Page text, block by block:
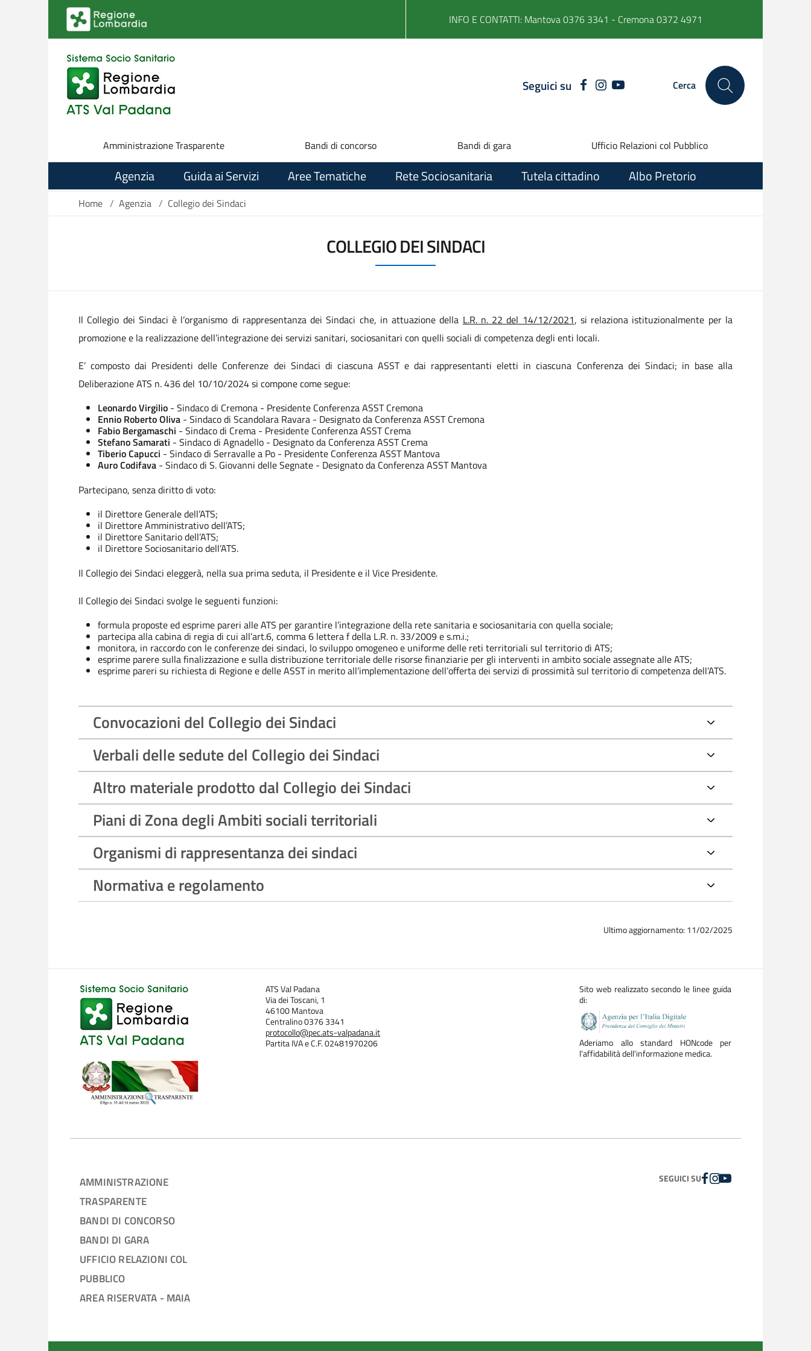
Salta al contenuto principale
INFO E CONTATTI: Mantova 0376 3341 - Cremona 0372 4971
Seguici suFACEBOOKINSTAGRAM
YOUTUBE Cerca
Amministrazione Trasparente Bandi di concorso Bandi di gara Ufficio Relazioni col Pubblico
Agenzia Guida ai Servizi Aree Tematiche Rete Sociosanitaria Tutela cittadino Albo Pretorio
Home / Agenzia / Collegio dei Sindaci
COLLEGIO DEI SINDACI
Il Collegio dei Sindaci è l’organismo di rappresentanza dei Sindaci che, in attuazione della L.R. n. 22 del 14/12/2021, si relaziona istituzionalmente per la
promozione e la realizzazione dell’integrazione dei servizi sanitari, sociosanitari con quelli sociali di competenza degli enti locali.
E’ composto dai Presidenti delle Conferenze dei Sindaci di ciascuna ASST e dai rappresentanti eletti in ciascuna Conferenza dei Sindaci; in base alla
Deliberazione ATS n. 436 del 10/10/2024 si compone come segue:
Leonardo Virgilio - Sindaco di Cremona - Presidente Conferenza ASST Cremona
Ennio Roberto Oliva - Sindaco di Scandolara Ravara - Designato da Conferenza ASST Cremona
Fabio Bergamaschi - Sindaco di Crema - Presidente Conferenza ASST Crema
Stefano Samarati - Sindaco di Agnadello - Designato da Conferenza ASST Crema
Tiberio Capucci - Sindaco di Serravalle a Po - Presidente Conferenza ASST Mantova
Auro Codifava - Sindaco di S. Giovanni delle Segnate - Designato da Conferenza ASST Mantova
Partecipano, senza diritto di voto:
il Direttore Generale dell’ATS;
il Direttore Amministrativo dell’ATS;
il Direttore Sanitario dell’ATS;
il Direttore Sociosanitario dell’ATS.
Il Collegio dei Sindaci eleggerà, nella sua prima seduta, il Presidente e il Vice Presidente.
Il Collegio dei Sindaci svolge le seguenti funzioni:
formula proposte ed esprime pareri alle ATS per garantire l’integrazione della rete sanitaria e sociosanitaria con quella sociale;
partecipa alla cabina di regia di cui all’art.6, comma 6 lettera f della L.R. n. 33/2009 e s.m.i.;
monitora, in raccordo con le conferenze dei sindaci, lo sviluppo omogeneo e uniforme delle reti territoriali sul territorio di ATS;
esprime parere sulla finalizzazione e sulla distribuzione territoriale delle risorse finanziarie per gli interventi in ambito sociale assegnate alle ATS;
esprime pareri su richiesta di Regione e delle ASST in merito all’implementazione dell’offerta dei servizi di prossimità sul territorio di competenza dell’ATS.
Convocazioni del Collegio dei Sindaci
Verbali delle sedute del Collegio dei Sindaci
Altro materiale prodotto dal Collegio dei Sindaci
Piani di Zona degli Ambiti sociali territoriali
Organismi di rappresentanza dei sindaci
Normativa e regolamento
Ultimo aggiornamento: 11/02/2025
ATS Val Padana
Via dei Toscani, 1
46100 Mantova
Centralino 0376 3341
protocollo@pec.ats-valpadana.it
Partita IVA e C.F. 02481970206
Sito web realizzato secondo le linee guida
di:
Aderiamo allo standard HONcode per
l'affidabilità dell'informazione medica.
AMMINISTRAZIONE
TRASPARENTE
BANDI DI CONCORSO
BANDI DI GARA
UFFICIO RELAZIONI COL
PUBBLICO
AREA RISERVATA - MAIA
SEGUICI SUFACEBOOK
INSTAGRAM
YOUTUBE